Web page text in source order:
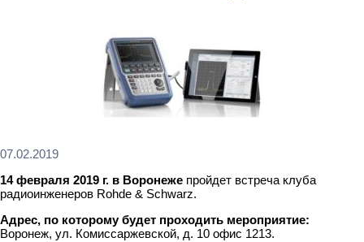
07.02.2019
14 февраля 2019 г. в Воронеже пройдет встреча клуба
радиоинженеров Rohde & Schwarz.
Адрес, по которому будет проходить мероприятие:
Воронеж, ул. Комиссаржевской, д. 10 офис 1213.